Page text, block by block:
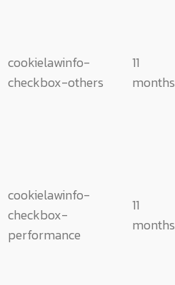
cookielawinfo-
checkbox-others
11
months
cookielawinfo-
checkbox-
performance
11
months